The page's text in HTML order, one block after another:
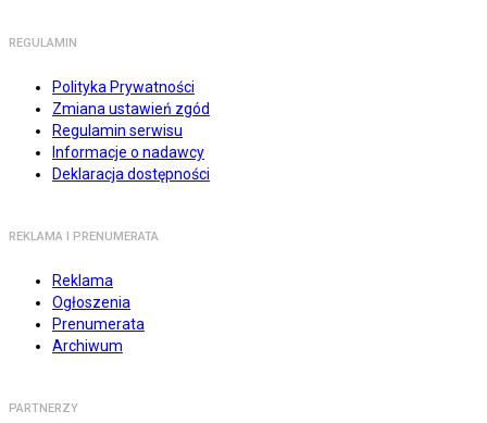
REGULAMIN
Polityka Prywatności
Zmiana ustawień zgód
Regulamin serwisu
Informacje o nadawcy
Deklaracja dostępności
REKLAMA I PRENUMERATA
Reklama
Ogłoszenia
Prenumerata
Archiwum
PARTNERZY